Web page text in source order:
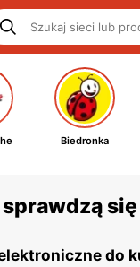
Biedronka
do